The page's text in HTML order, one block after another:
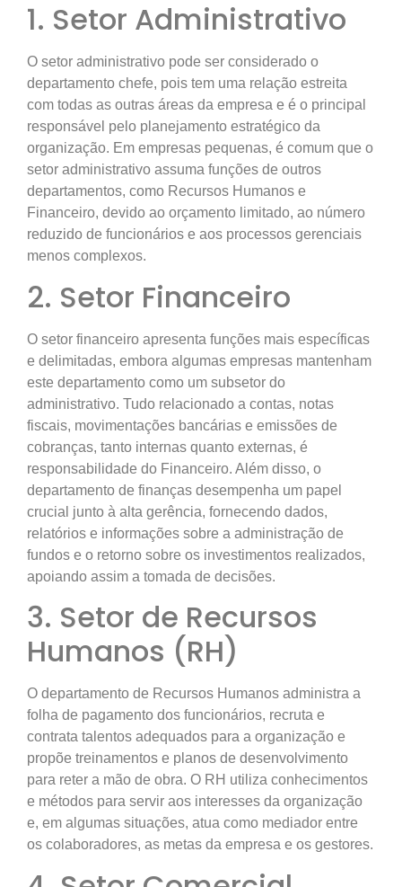
1. Setor Administrativo
O setor administrativo pode ser considerado o
departamento chefe, pois tem uma relação estreita
com todas as outras áreas da empresa e é o principal
responsável pelo planejamento estratégico da
organização. Em empresas pequenas, é comum que o
setor administrativo assuma funções de outros
departamentos, como Recursos Humanos e
Financeiro, devido ao orçamento limitado, ao número
reduzido de funcionários e aos processos gerenciais
menos complexos.
2. Setor Financeiro
O setor financeiro apresenta funções mais específicas
e delimitadas, embora algumas empresas mantenham
este departamento como um subsetor do
administrativo. Tudo relacionado a contas, notas
fiscais, movimentações bancárias e emissões de
cobranças, tanto internas quanto externas, é
responsabilidade do Financeiro. Além disso, o
departamento de finanças desempenha um papel
crucial junto à alta gerência, fornecendo dados,
relatórios e informações sobre a administração de
fundos e o retorno sobre os investimentos realizados,
apoiando assim a tomada de decisões.
3. Setor de Recursos
Humanos (RH)
O departamento de Recursos Humanos administra a
folha de pagamento dos funcionários, recruta e
contrata talentos adequados para a organização e
propõe treinamentos e planos de desenvolvimento
para reter a mão de obra. O RH utiliza conhecimentos
e métodos para servir aos interesses da organização
e, em algumas situações, atua como mediador entre
os colaboradores, as metas da empresa e os gestores.